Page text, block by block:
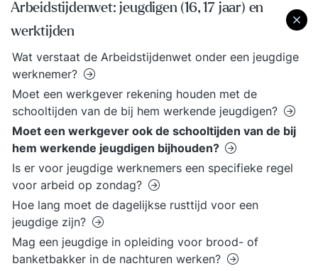
Arbeidstijdenwet: jeugdigen (16, 17 jaar) en
werktijden
Wat verstaat de Arbeidstijdenwet onder een jeugdige
werknemer?
Moet een werkgever rekening houden met de
schooltijden van de bij hem werkende jeugdigen?
Moet een werkgever ook de schooltijden van de bij
hem werkende jeugdigen bijhouden?
Is er voor jeugdige werknemers een specifieke regel
voor arbeid op zondag?
Hoe lang moet de dagelijkse rusttijd voor een
jeugdige zijn?
Mag een jeugdige in opleiding voor brood- of
banketbakker in de nachturen werken?